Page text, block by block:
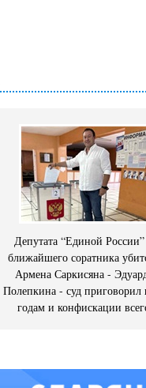
Депутата “Единой
ближайшего соратника
Армена Саркисяна -
Полепкина - суд приговорил
годам и конфискации